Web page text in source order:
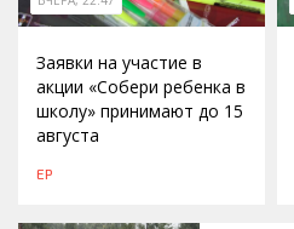
Заявки на участие в
акции «Собери ребенка в
школу» принимают до 15
августа
ЕР